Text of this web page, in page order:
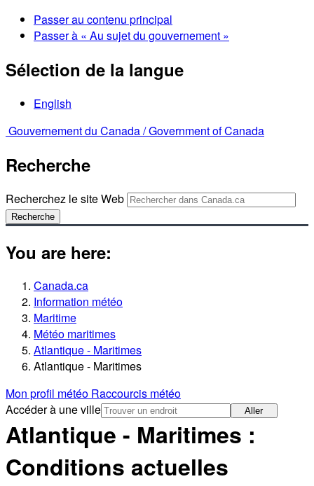
Passer au contenu principal
Passer à « Au sujet du gouvernement »
Sélection de la langue
English
Gouvernement du Canada /Government of Canada
Recherche
Recherchez le site Web
Recherche
You are here:
Canada.ca
Information météo
Maritime
Météo maritimes
Atlantique - Maritimes
Atlantique - Maritimes
Mon profil météo Raccourcis météo
Accéder à une ville
Aller
Atlantique - Maritimes :
Conditions actuelles